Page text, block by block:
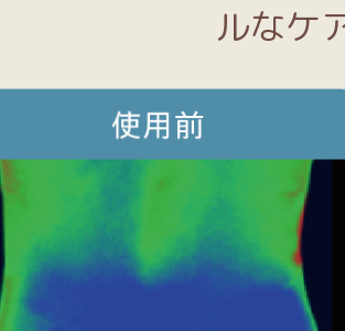
ルなケ